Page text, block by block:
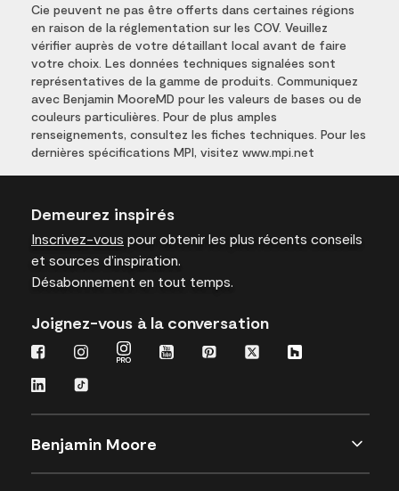
Cie peuvent ne pas être offerts dans certaines régions
en raison de la réglementation sur les COV. Veuillez
vérifier auprès de votre détaillant local avant de faire
votre choix. Les données techniques signalées sont
représentatives de la gamme de produits. Communiquez
avec Benjamin MooreMD pour les valeurs de bases ou de
couleurs particulières. Pour de plus amples
renseignements, consultez les fiches techniques. Pour les
dernières spécifications MPI, visitez www.mpi.net
Demeurez inspirés
Inscrivez-vous pour obtenir les plus récents conseils
et sources d’inspiration.
Désabonnement en tout temps.
Joignez-vous à la conversation
Benjamin Moore